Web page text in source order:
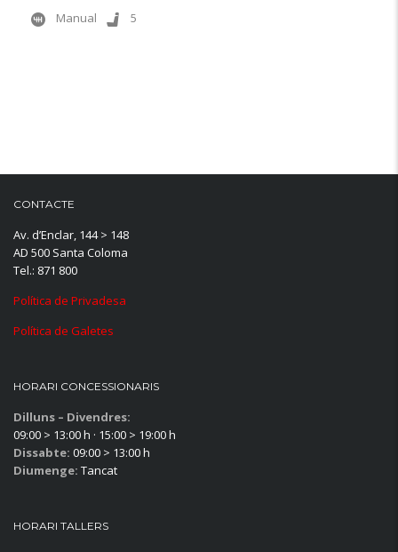
Manual 5
CONTACTE
Av. d’Enclar, 144 > 148
AD 500 Santa Coloma
Tel.: 871 800
Política de Privadesa
Política de Galetes
HORARI CONCESSIONARIS
Dilluns – Divendres:
09:00 > 13:00 h · 15:00 > 19:00 h
Dissabte: 09:00 > 13:00 h
Diumenge: Tancat
HORARI TALLERS